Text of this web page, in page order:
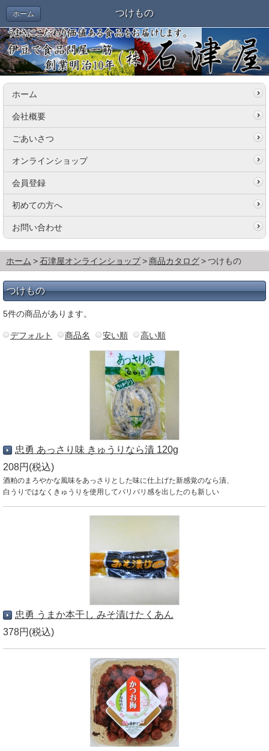
つけもの
ホーム
ホーム
会社概要
ごあいさつ
オンラインショップ
会員登録
初めての方へ
お問い合わせ
ホーム 石津屋オンラインショップ 商品カタログ つけもの
つけもの
5件の商品があります。
デフォルト 商品名 安い順 高い順
忠勇 あっさり味 きゅうりなら漬 120g
208円(税込)
酒粕のまろやかな風味をあっさりとした味に仕上げた新感覚のなら漬、
白うりではなくきゅうりを使用してパリパリ感を出したのも新しい
忠勇 うまか本干し みそ漬けたくあん
378円(税込)